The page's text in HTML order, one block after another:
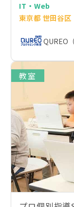
IT・Web
東京都 世田谷区
QUREO
教室